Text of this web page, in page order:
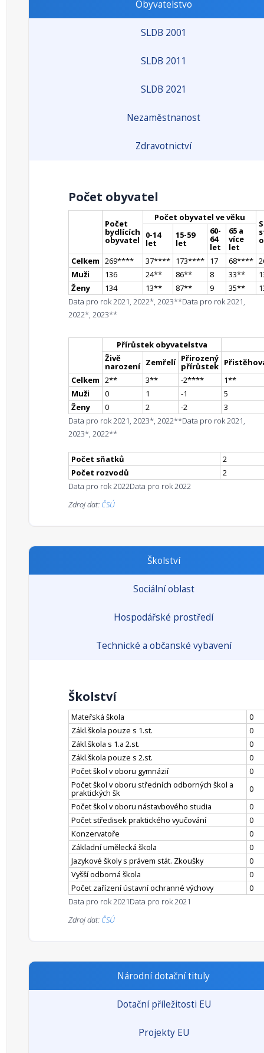
Obyvatelstvo
SLDB 2001
SLDB 2011
SLDB 2021
Nezaměstnanost
Zdravotnictví
Počet obyvatel
Počet
bydlících
obyvatel
Počet obyvatel ve věku
0-14
let
15-59
let
60-
64
let
65 a
více
let
Celkem 269**** 37**** 173**** 17 68****
Muži
136 24** 86** 8 33**
Ženy
134 13** 87** 9 35**
Data pro rok 2021, 2022*, 2023**Data pro rok 2021,
2022*, 2023**
Přírůstek obyvatelstva
Živě
narození Zemřelí Přirozený
přírůstek
Celkem 2** 3** -2**** 1**
Muži
0 1 -1
5
Ženy
0 2 -2
3
Data pro rok 2021, 2023*, 2022**Data pro rok 2021,
2023*, 2022**
Počet sňatků
2
Počet rozvodů
2
Data pro rok 2022Data pro rok 2022
Zdroj dat: ČSÚ
Školství
Sociální oblast
Hospodářské prostředí
Technické a občanské vybavení
Školství
Mateřská škola
0
Zákl.škola pouze s 1.st.
0
Zákl.škola s 1.a 2.st.
0
Zákl.škola pouze s 2.st.
0
Počet škol v oboru gymnázií
0
Počet škol v oboru středních odborných škol a
praktických šk
0
Počet škol v oboru nástavbového studia
0
Počet středisek praktického vyučování
0
Konzervatoře
0
Základní umělecká škola
0
Jazykové školy s právem stát. Zkoušky
0
Vyšší odborná škola
0
Počet zařízení ústavní ochranné výchovy
0
Data pro rok 2021Data pro rok 2021
Zdroj dat: ČSÚ
Národní dotační tituly
Dotační příležitosti EU
Projekty EU